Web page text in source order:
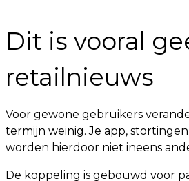
Dit is vooral
retailnieuws
Voor gewone gebruikers
termijn weinig. Je app,
worden hierdoor niet ineens
De koppeling is gebouwd voor